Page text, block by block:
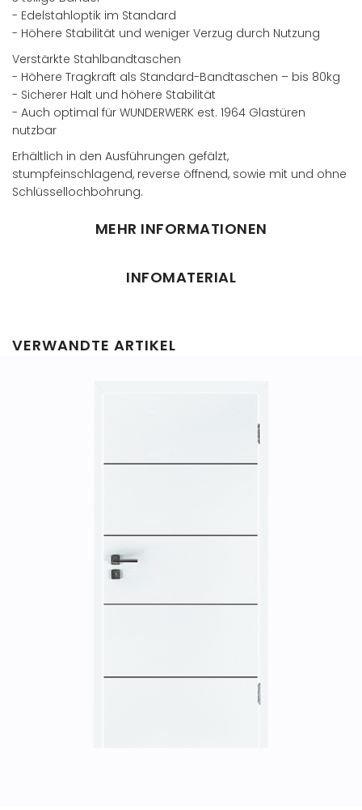
- Edelstahloptik im Standard
- Höhere Stabilität und weniger Verzug durch Nutzung
Verstärkte Stahlbandtaschen
- Höhere Tragkraft als Standard-Bandtaschen – bis 80kg
- Sicherer Halt und höhere Stabilität
- Auch optimal für WUNDERWERK est. 1964 Glastüren
nutzbar
Erhältlich in den Ausführungen gefälzt,
stumpfeinschlagend, reverse öffnend, sowie mit und ohne
Schlüssellochbohrung.
MEHR INFORMATIONEN
INFOMATERIAL
VERWANDTE ARTIKEL